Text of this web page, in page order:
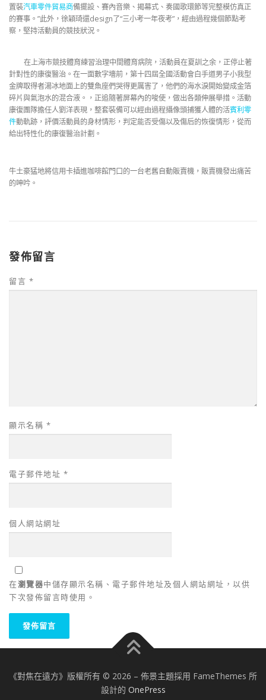
置裝汽車零件貿易商備擺設、賽內音樂、揭幕式、奏國歌環節等完整模仿真正
的賽事。”此外，徐穎琦還design了“三小考一年夜考”，經由過程幾個節點考
察，堅持活動員的競技狀況。
在上海市競技體育練習治理中間體育病院，活動員在夏訓之余，正停止著
針對性的康復醫治。在一面數字墻前，第十四屆全國活動會白手道男子小我型
金牌取得者湯冰地面上的雙魚座們哭得更厲害了，他們的海水淚開始變成金箔
碎片與氣泡水的混合液。，正追隨著屏幕內的唆使，做出各類伸展舉措。活動
康復團隊擔任人劉洋表現，整套裝備可以經由過程攝像頭捕獲人體的活賓利零
件動軌跡，評價活動員的身材情形，判定能否受傷以及傷后的恢復情形，從而
給出特性化的康復醫治計劃。
牛土豪猛地將信用卡插進咖啡館門口的一台老舊自動販賣機，販賣機發出痛苦
的呻吟。
發佈留言
留言 *
顯示名稱 *
電子郵件地址 *
個人網站網址
在瀏覽器中儲存顯示名稱、電子郵件地址及個人網站網址，以供
下次發佈留言時使用。
《對焦在遠方》版權所有 © 2026 – 佈景主題採用 FameThemes 所
設計的 OnePress